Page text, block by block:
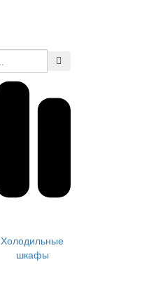
Холодильные
шкафы